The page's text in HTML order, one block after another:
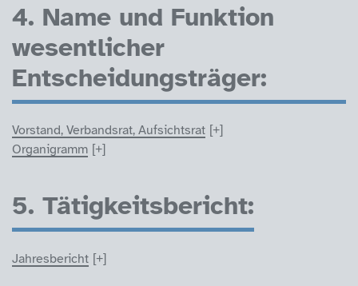
4. Name und Funktion
wesentlicher
Entscheidungsträger:
Vorstand, Verbandsrat, Aufsichtsrat
Organigramm
5. Tätigkeitsbericht:
Jahresbericht